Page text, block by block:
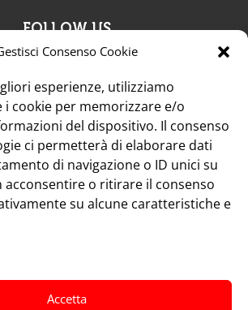
Consenso Cookie
esperienze, utilizziamo
i cookie per memorizzare e/o
del dispositivo. Il consenso
ci permetterà di elaborare dati
di navigazione o ID unici su
acconsentire o ritirare il consenso
su alcune caratteristiche e
Accetta
FOLLOW US

+39 02 39000855
